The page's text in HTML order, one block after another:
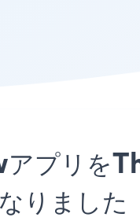
プリを
りました